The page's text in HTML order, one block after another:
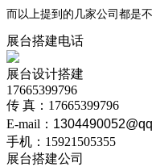
而以上提到的几家公司都是
展台搭建电话
展台设计搭建
17665399796
传 真：17665399796
E-mail：
手机：15921505355
展台搭建公司